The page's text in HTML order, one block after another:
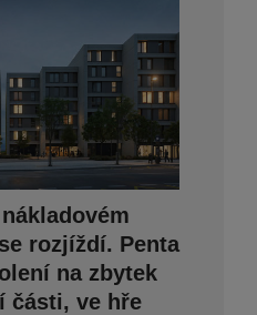
rozjíždí. Penta
na zbytek
části, ve hře